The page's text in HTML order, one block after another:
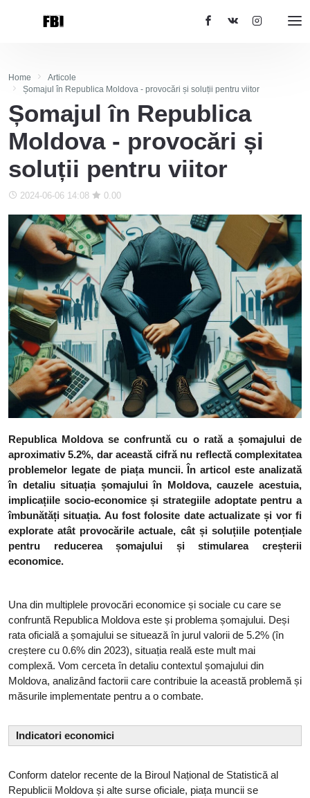
Home
Articole
Șomajul în Republica Moldova - provocări și soluții pentru viitor
Șomajul în Republica
Moldova - provocări și
soluții pentru viitor
2024-06-06 14:08 0.00
Republica Moldova se confruntă cu o rată a șomajului de
aproximativ 5.2%, dar această cifră nu reflectă complexitatea
problemelor legate de piața muncii. În articol este analizată
în detaliu situația șomajului în Moldova, cauzele acestuia,
implicațiile socio-economice și strategiile adoptate pentru a
îmbunătăți situația. Au fost folosite date actualizate și vor fi
explorate atât provocările actuale, cât și soluțiile potențiale
pentru reducerea șomajului și stimularea creșterii
economice.
Una din multiplele provocări economice și sociale cu care se
confruntă Republica Moldova este și problema șomajului. Deși
rata oficială a șomajului se situează în jurul valorii de 5.2% (în
creștere cu 0.6% din 2023), situația reală este mult mai
complexă. Vom cerceta în detaliu contextul șomajului din
Moldova, analizând factorii care contribuie la această problemă și
măsurile implementate pentru a o combate.
Indicatori economici
Conform datelor recente de la Biroul Național de Statistică al
Republicii Moldova și alte surse oficiale, piața muncii se